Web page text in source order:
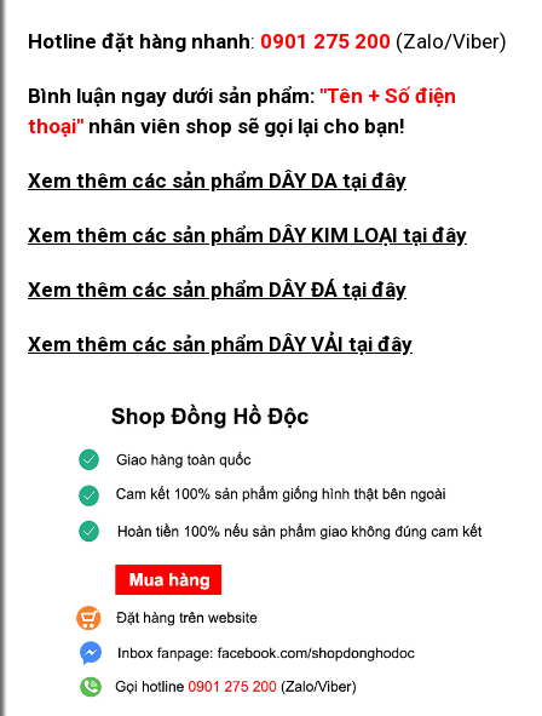
Hotline đặt hàng nhanh: 0901 275 200 (Zalo/Viber)
Bình luận ngay dưới sản phẩm: "Tên + Số điện
thoại" nhân viên shop sẽ gọi lại cho bạn!
Xem thêm các sản phẩm DÂY DA tại đây
Xem thêm các sản phẩm DÂY KIM LOẠI tại đây
Xem thêm các sản phẩm DÂY ĐÁ tại đây
Xem thêm các sản phẩm DÂY VẢI tại đây